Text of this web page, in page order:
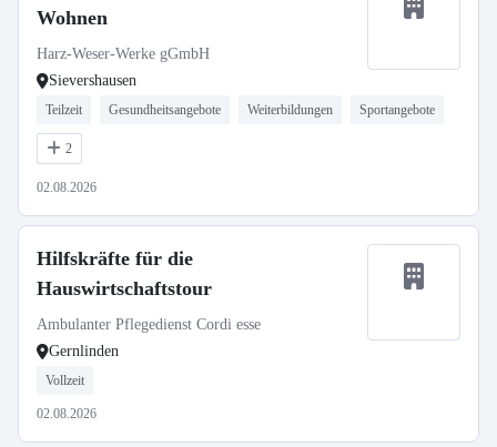
Wohnen
Harz-Weser-Werke gGmbH
Sievershausen
Teilzeit Gesundheitsangebote Weiterbildungen Sportangebote
2
02.08.2026
Hilfskräfte für die
Hauswirtschaftstour
Ambulanter Pflegedienst Cordi esse
Gernlinden
Vollzeit
02.08.2026